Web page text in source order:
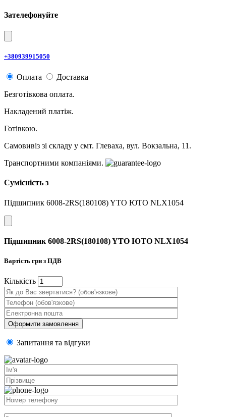
Зателефонуйте
+380939915050
Оплата
Доставка
Безготівкова оплата.
Накладений платіж.
Готівкою.
Самовивіз зі складу у смт. Глеваха, вул. Вокзальна, 11.
Транспортними компаніями.
Сумісність з
Підшипник 6008-2RS(180108) YTO ЮТО NLX1054
Підшипник 6008-2RS(180108) YTO ЮТО NLX1054
Вартість грн з ПДВ
Кiлькiсть
Запитання та вiдгуки